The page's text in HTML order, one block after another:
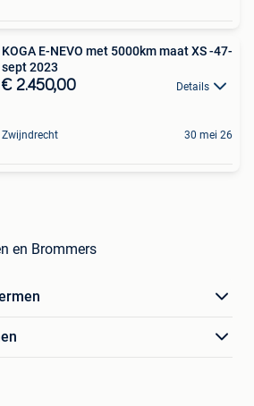
KOGA E-NEVO met 5000km maat XS -47-
sept 2023
€ 2.450,00 Details
Zwijndrecht 30 mei 26
en Brommers